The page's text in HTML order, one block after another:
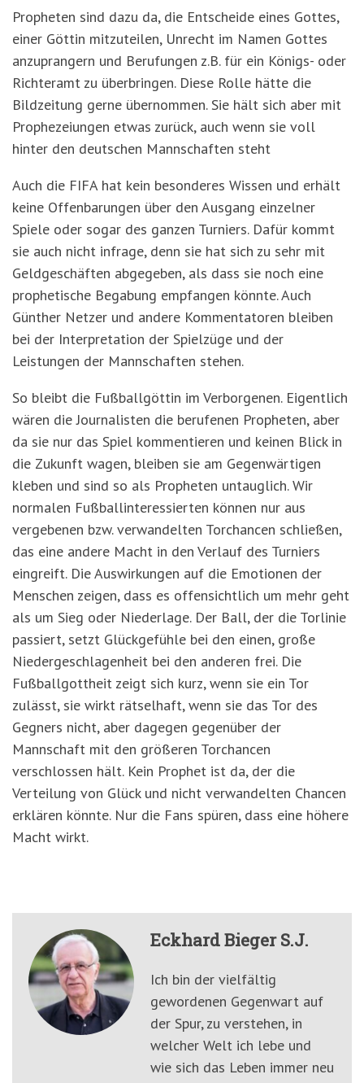
Propheten sind dazu da, die Entscheide eines Gottes,
einer Göttin mitzuteilen, Unrecht im Namen Gottes
anzuprangern und Berufungen z.B. für ein Königs- oder
Richteramt zu überbringen. Diese Rolle hätte die
Bildzeitung gerne übernommen. Sie hält sich aber mit
Prophezeiungen etwas zurück, auch wenn sie voll
hinter den deutschen Mannschaften steht
Auch die FIFA hat kein besonderes Wissen und erhält
keine Offenbarungen über den Ausgang einzelner
Spiele oder sogar des ganzen Turniers. Dafür kommt
sie auch nicht infrage, denn sie hat sich zu sehr mit
Geldgeschäften abgegeben, als dass sie noch eine
prophetische Begabung empfangen könnte. Auch
Günther Netzer und andere Kommentatoren bleiben
bei der Interpretation der Spielzüge und der
Leistungen der Mannschaften stehen.
So bleibt die Fußballgöttin im Verborgenen. Eigentlich
wären die Journalisten die berufenen Propheten, aber
da sie nur das Spiel kommentieren und keinen Blick in
die Zukunft wagen, bleiben sie am Gegenwärtigen
kleben und sind so als Propheten untauglich. Wir
normalen Fußballinteressierten können nur aus
vergebenen bzw. verwandelten Torchancen schließen,
das eine andere Macht in den Verlauf des Turniers
eingreift. Die Auswirkungen auf die Emotionen der
Menschen zeigen, dass es offensichtlich um mehr geht
als um Sieg oder Niederlage. Der Ball, der die Torlinie
passiert, setzt Glückgefühle bei den einen, große
Niedergeschlagenheit bei den anderen frei. Die
Fußballgottheit zeigt sich kurz, wenn sie ein Tor
zulässt, sie wirkt rätselhaft, wenn sie das Tor des
Gegners nicht, aber dagegen gegenüber der
Mannschaft mit den größeren Torchancen
verschlossen hält. Kein Prophet ist da, der die
Verteilung von Glück und nicht verwandelten Chancen
erklären könnte. Nur die Fans spüren, dass eine höhere
Macht wirkt.
Eckhard Bieger S.J.
Ich bin der vielfältig
gewordenen Gegenwart auf
der Spur, zu verstehen, in
welcher Welt ich lebe und
wie sich das Leben immer neu